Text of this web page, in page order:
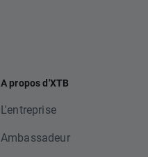
A propos d'XTB
L'entreprise
Ambassadeur